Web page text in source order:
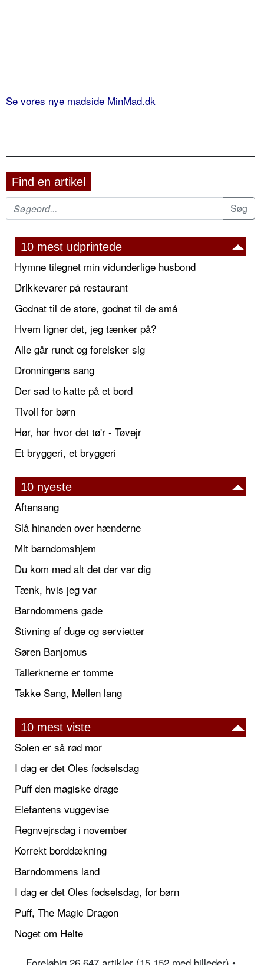
Se vores nye madside MinMad.dk
Find en artikel
10 mest udprintede
Hymne tilegnet min vidunderlige husbond
Drikkevarer på restaurant
Godnat til de store, godnat til de små
Hvem ligner det, jeg tænker på?
Alle går rundt og forelsker sig
Dronningens sang
Der sad to katte på et bord
Tivoli for børn
Hør, hør hvor det tø'r - Tøvejr
Et bryggeri, et bryggeri
10 nyeste
Aftensang
Slå hinanden over hænderne
Mit barndomshjem
Du kom med alt det der var dig
Tænk, hvis jeg var
Barndommens gade
Stivning af duge og servietter
Søren Banjomus
Tallerknerne er tomme
Takke Sang, Mellen lang
10 mest viste
Solen er så rød mor
I dag er det Oles fødselsdag
Puff den magiske drage
Elefantens vuggevise
Regnvejrsdag i november
Korrekt borddækning
Barndommens land
I dag er det Oles fødselsdag, for børn
Puff, The Magic Dragon
Noget om Helte